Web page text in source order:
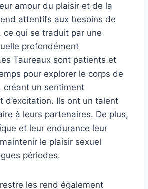
amour du plaisir et de la
attentifs aux besoins de
ce qui se traduit par une
profondément
Taureaux sont patients et
pour explorer le corps de
créant un sentiment
d’excitation. Ils ont un talent
à leurs partenaires. De plus,
et leur endurance leur
le plaisir sexuel
périodes.
les rend également